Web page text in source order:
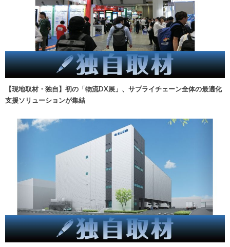
【現地取材・独自】初の「物流DX展」、サプライチェーン全体の最適化
支援ソリューションが集結